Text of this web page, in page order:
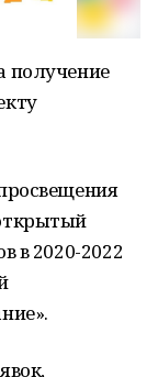
получение
в 2020-2022